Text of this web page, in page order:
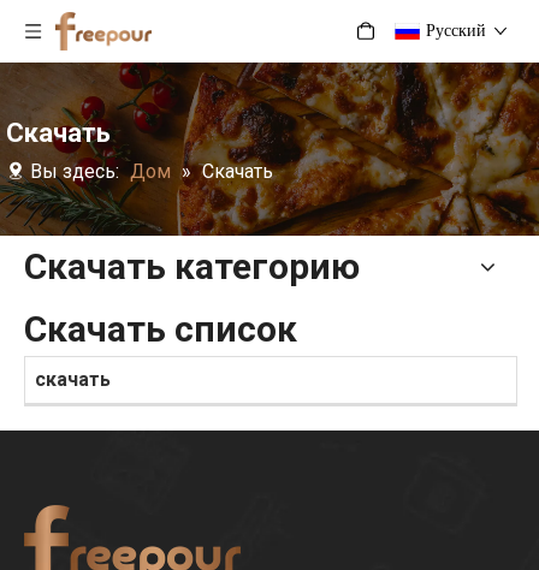
Pусский
Скачать
Вы здесь: Дом » Скачать
Скачать категорию
Скачать список
скачать